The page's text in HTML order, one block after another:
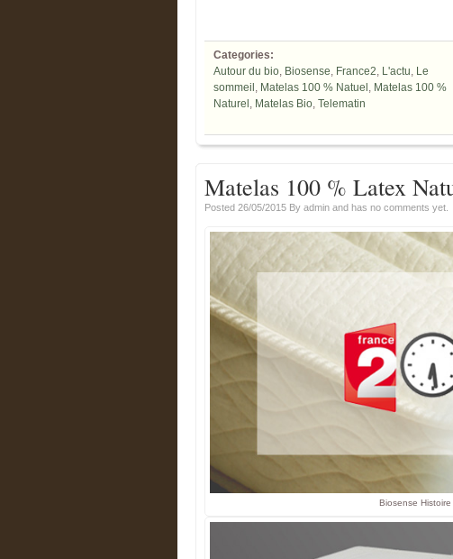
Categories:
Autour du bio Biosense France2 L'actu Le
sommeil Matelas 100 % Natuel Matelas 100 %
Naturel Matelas Bio Telematin
Matelas 100 % Latex
Posted 26/05/2015 By admin and has no comments yet.
Biosense